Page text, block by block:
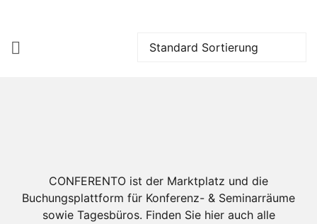
CONFERENTO ist der Marktplatz und die
Buchungsplattform für Konferenz- & Seminarräume
sowie Tagesbüros. Finden Sie hier auch alle